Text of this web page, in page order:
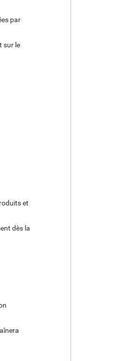
par
sur le
et
dès la